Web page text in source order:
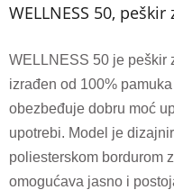
WELLNESS 50,
WELLNESS 50 je peškir
izrađen od 100%
obezbeđuje dobru moć
upotrebi. Model je
poliesterskom bordurom
omogućava jasno i